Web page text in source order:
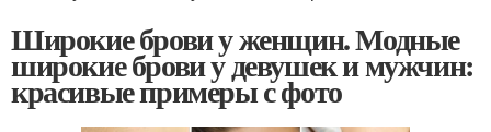
Широкие брови у женщин. Модные
широкие брови у девушек и мужчин:
красивые примеры с фото